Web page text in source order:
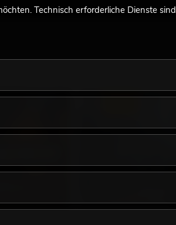
Technisch erforderliche Dienste sind